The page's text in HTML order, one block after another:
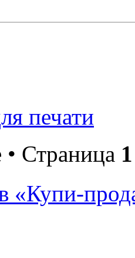
печати
Страница 1
«Купи-